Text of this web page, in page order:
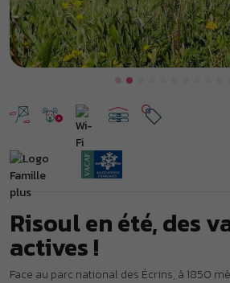
Risoul en été, des
actives !
Face au parc national des Écrins, à 1850
est une station familiale emblématique
de la montagne,
l’Hôtel club Le 1850 à
chambres en demi-pension et pension
communs modernes et des animations
été, Risoul offre un cadre exceptionnel pour
nature et les passionnés de sports en plein
randonnée, le cyclisme et le parapente
détente, du restaurant et des animations de
votre séjour d’été à
Risoul Hôtel Le 1850
à la montagne mêlant nature, sport et
Alpes du Sud.